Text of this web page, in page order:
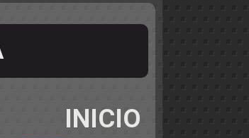
INICIO